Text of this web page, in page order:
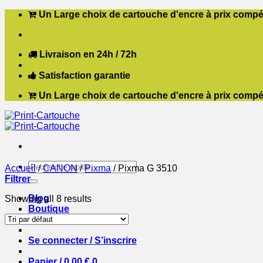
Passer
contenu
Un Large choix de cartouche d'encre à prix
Livraison en 24h / 72h
Satisfaction garantie
Un Large choix de cartouche d'encre à prix
Recherche
pour :
Blog
Boutique
Contact
Se connecter / S’inscrire
Accueil / CANON / Pixma /Pixma G 3510
Filtrer
Showing all 8 results